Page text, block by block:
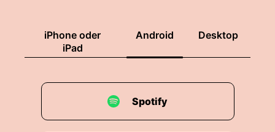
iPhone oder
iPad
Android Desktop
Spotify